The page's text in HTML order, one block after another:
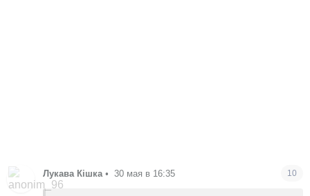
Лукава Кішка • 30 мая в 16:35 10